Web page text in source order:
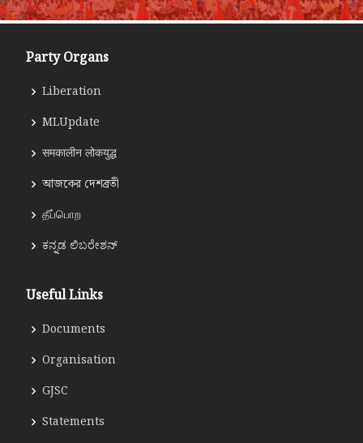
Party Organs
Liberation
MLUpdate
समकालीन लोकयुद्ध
আজকের দেশব্রতী
தீப்பொற
ಕನ್ನಡ ಲಿಬರೇಶನ್
Useful Links
Documents
Organisation
GJSC
Statements